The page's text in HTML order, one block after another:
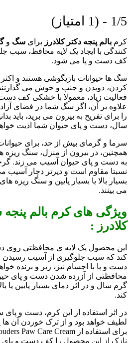
1/5 - (1 امتیاز)
کرم بالم پنجه دکتر کلادرز برای سگ و
کنندگی با ایجاد یک لایه محافظ، سبب
کف دست و پا می شود.
سگ ها حیوانات بازیگوشی هستند و اکثر
کردن، دویدن و جنب و جوش می گذارنند.
فعالیت زیاد، معمولا با خشکی کف
علاوه بر آن، اگر سگ شما در فضای
را برای تفریح به بیرون می برید، باید
سال، دست و پای حیوان شما اذیت
سرما و گرمای بیش از حد، برای
همچنین، در بیرون از منزل، سنگ ریزه
به دست و پای حیوان آسیب می زند.
نسبتا مقاوم است و دیرتر دچار آسیب
بسیار بالا یا بسیار پایین و سنگ ریزه
می بینند.
ویژگی های کرم بالم
کلادرز :
این محصول یک لایه ی محافظتی روی
کند که سبب جلوگیری از آسیب رسیدن
دست و پا با اجسام نیز، زبر و برنده
محافظتی از آزرده شدن دست و پای
گرم سال و در اثر دمای بسیار پایین یا
کند.
در اثر استفاده از این کرم، دست و
لطیف خواهد بود و از ترک خوردن آن
نازک از این محصول را کف دست و پای